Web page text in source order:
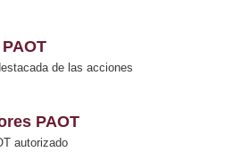
de las acciones
PAOT
autorizado